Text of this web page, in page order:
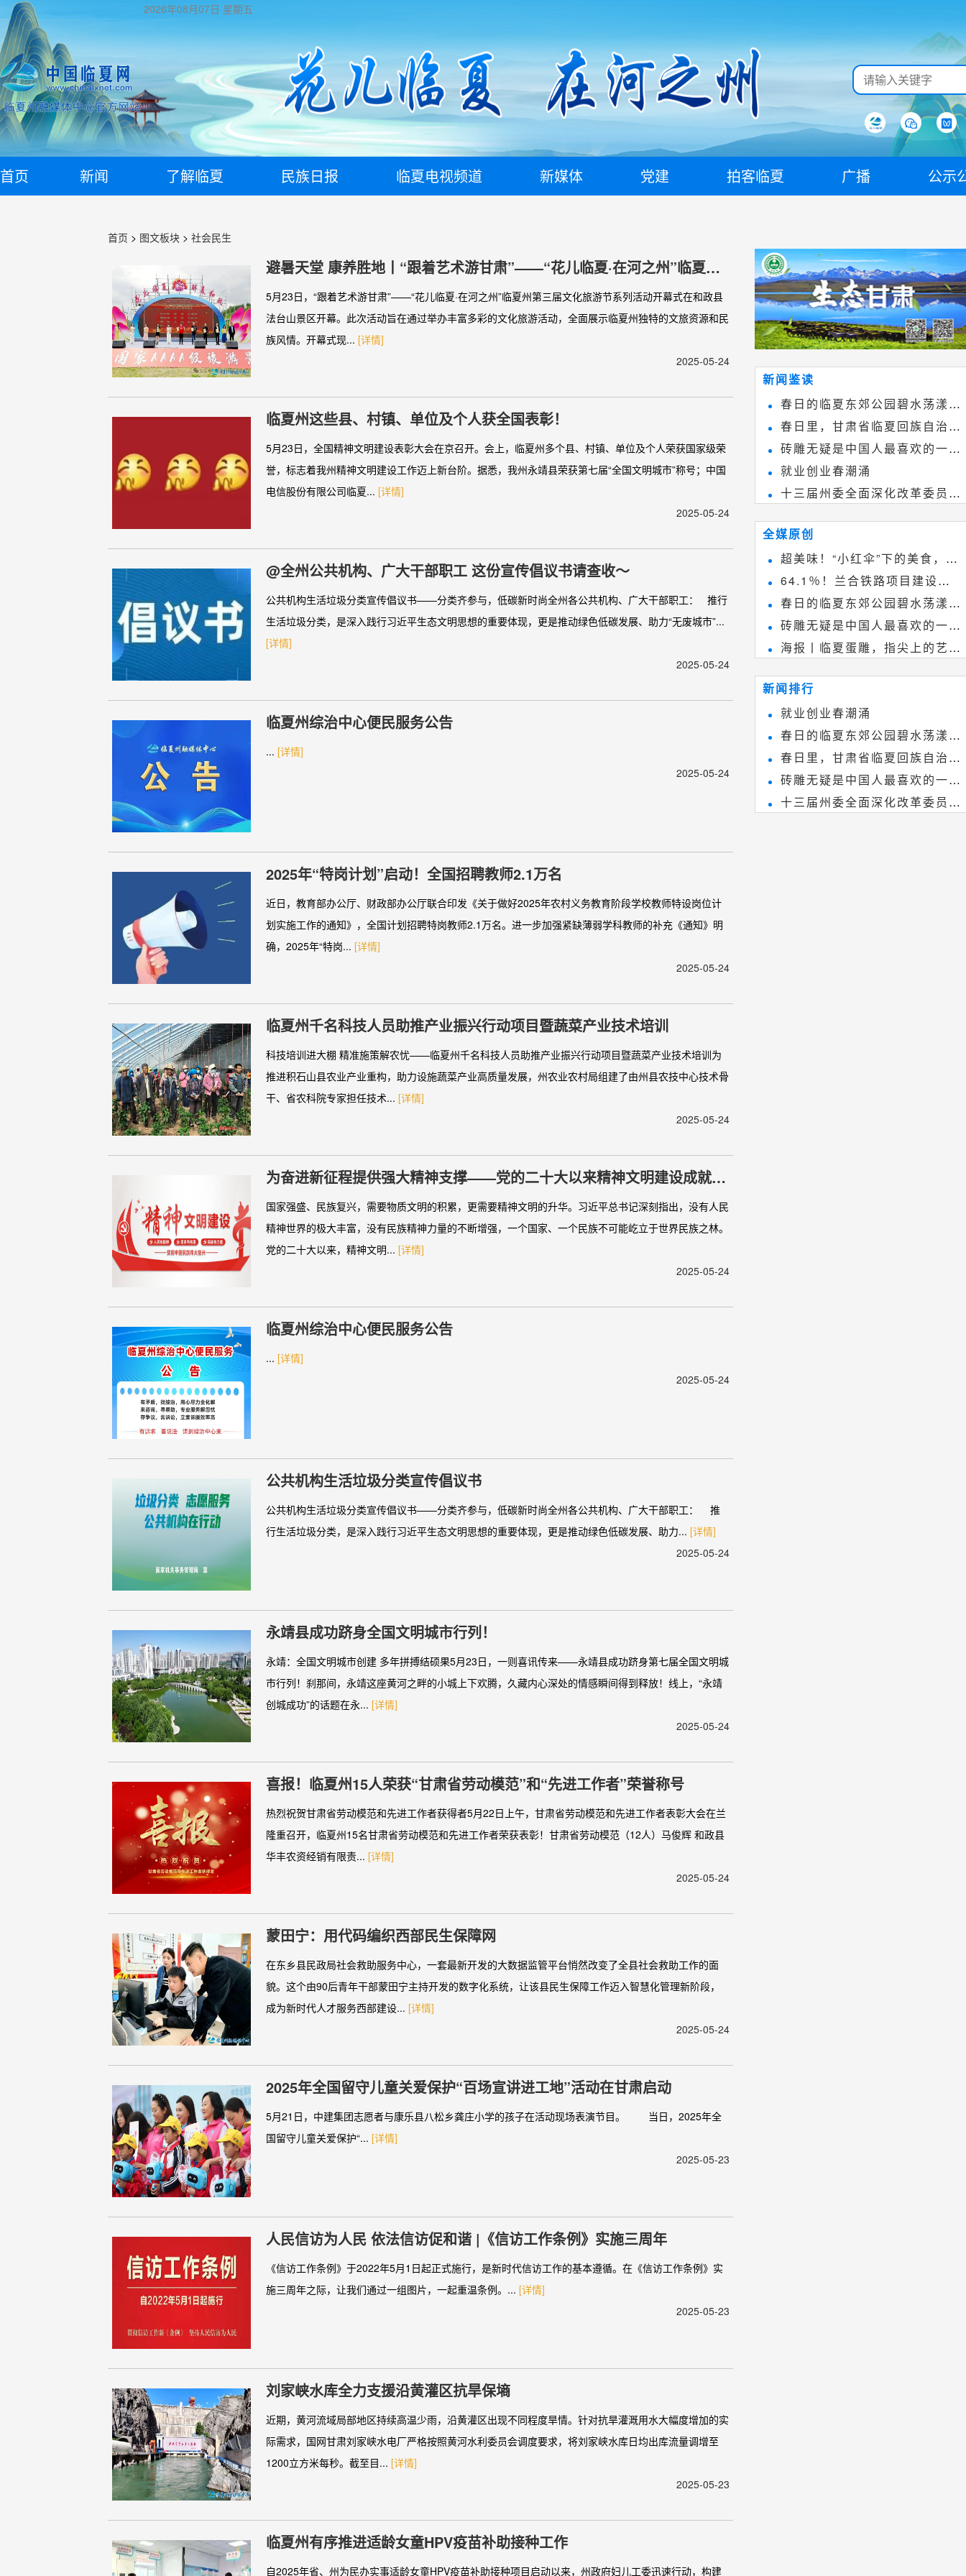
2026年08月07日 星期五
首页 新闻 了解临夏 民族日报 临夏电视频道 新媒体 党建 拍客临夏 广播 公示
首页 > 图文板块 > 社会民生
避暑天堂 康养胜地丨“跟着艺术游甘肃”——“花儿临夏·在河之州”临夏州
第三届文化旅游节开幕式掠影
5月23日，“跟着艺术游甘肃”——“花儿临夏·在河之州”临夏州第三届文化旅游节系列活动开幕式在和政县
法台山景区开幕。此次活动旨在通过举办丰富多彩的文化旅游活动，全面展示临夏州独特的文旅资源和民
族风情。开幕式现... [详情]
2025-05-24
临夏州这些县、村镇、单位及个人获全国表彰！
5月23日，全国精神文明建设表彰大会在京召开。会上，临夏州多个县、村镇、单位及个人荣获国家级荣
誉，标志着我州精神文明建设工作迈上新台阶。据悉，我州永靖县荣获第七届“全国文明城市”称号；中国
电信股份有限公司临夏... [详情]
2025-05-24
@全州公共机构、广大干部职工 这份宣传倡议书请查收～
公共机构生活垃圾分类宣传倡议书——分类齐参与，低碳新时尚全州各公共机构、广大干部职工： 推行
生活垃圾分类，是深入践行习近平生态文明思想的重要体现，更是推动绿色低碳发展、助力“无废城市”...
[详情]
2025-05-24
临夏州综治中心便民服务公告
... [详情]
2025-05-24
2025年“特岗计划”启动！全国招聘教师2.1万名
近日，教育部办公厅、财政部办公厅联合印发《关于做好2025年农村义务教育阶段学校教师特设岗位计
划实施工作的通知》，全国计划招聘特岗教师2.1万名。进一步加强紧缺薄弱学科教师的补充《通知》明
确，2025年“特岗... [详情]
2025-05-24
临夏州千名科技人员助推产业振兴行动项目暨蔬菜产业技术培训
科技培训进大棚 精准施策解农忧——临夏州千名科技人员助推产业振兴行动项目暨蔬菜产业技术培训为
推进积石山县农业产业重构，助力设施蔬菜产业高质量发展，州农业农村局组建了由州县农技中心技术骨
干、省农科院专家担任技术... [详情]
2025-05-24
为奋进新征程提供强大精神支撑——党的二十大以来精神文明建设成就综
述
国家强盛、民族复兴，需要物质文明的积累，更需要精神文明的升华。习近平总书记深刻指出，没有人民
精神世界的极大丰富，没有民族精神力量的不断增强，一个国家、一个民族不可能屹立于世界民族之林。
党的二十大以来，精神文明... [详情]
2025-05-24
临夏州综治中心便民服务公告
... [详情]
2025-05-24
公共机构生活垃圾分类宣传倡议书
公共机构生活垃圾分类宣传倡议书——分类齐参与，低碳新时尚全州各公共机构、广大干部职工： 推
行生活垃圾分类，是深入践行习近平生态文明思想的重要体现，更是推动绿色低碳发展、助力... [详情]
2025-05-24
永靖县成功跻身全国文明城市行列！
永靖：全国文明城市创建 多年拼搏结硕果5月23日，一则喜讯传来——永靖县成功跻身第七届全国文明城
市行列！刹那间，永靖这座黄河之畔的小城上下欢腾，久藏内心深处的情感瞬间得到释放！线上，“永靖
创城成功”的话题在永... [详情]
2025-05-24
喜报！临夏州15人荣获“甘肃省劳动模范”和“先进工作者”荣誉称号
热烈祝贺甘肃省劳动模范和先进工作者获得者5月22日上午，甘肃省劳动模范和先进工作者表彰大会在兰
隆重召开，临夏州15名甘肃省劳动模范和先进工作者荣获表彰！甘肃省劳动模范（12人）马俊辉 和政县
华丰农资经销有限责... [详情]
2025-05-24
蒙田宁：用代码编织西部民生保障网
在东乡县民政局社会救助服务中心，一套最新开发的大数据监管平台悄然改变了全县社会救助工作的面
貌。这个由90后青年干部蒙田宁主持开发的数字化系统，让该县民生保障工作迈入智慧化管理新阶段，
成为新时代人才服务西部建设... [详情]
2025-05-24
2025年全国留守儿童关爱保护“百场宣讲进工地”活动在甘肃启动
5月21日，中建集团志愿者与康乐县八松乡龚庄小学的孩子在活动现场表演节目。 当日，2025年全
国留守儿童关爱保护“... [详情]
2025-05-23
人民信访为人民 依法信访促和谐 |《信访工作条例》实施三周年
《信访工作条例》于2022年5月1日起正式施行，是新时代信访工作的基本遵循。在《信访工作条例》实
施三周年之际，让我们通过一组图片，一起重温条例。... [详情]
2025-05-23
刘家峡水库全力支援沿黄灌区抗旱保墒
近期，黄河流域局部地区持续高温少雨，沿黄灌区出现不同程度旱情。针对抗旱灌溉用水大幅度增加的实
际需求，国网甘肃刘家峡水电厂严格按照黄河水利委员会调度要求，将刘家峡水库日均出库流量调增至
1200立方米每秒。截至目... [详情]
2025-05-23
临夏州有序推进适龄女童HPV疫苗补助接种工作
自2025年省、州为民办实事适龄女童HPV疫苗补助接种项目启动以来，州政府妇儿工委迅速行动，构建
新闻鉴读
春日的临夏东郊公园碧水荡漾、
春花烂漫
春日里，甘肃省临夏回族自治州
境内的刘家峡大桥，壮观美丽!
砖雕无疑是中国人最喜欢的一种
雕刻艺术，它不仅是民间实用美术
和建筑装饰艺术的有机结合，更成
为中国建筑史上彰品东方美不可磨
就业创业春潮涌
十三届州委全面深化改革委员会
第八次会议召开
全媒原创
超美味！“小红伞”下的美食，绝
不能错过~
64.1％！兰合铁路项目建设加
速推进
春日的临夏东郊公园碧水荡漾、
春花烂漫
砖雕无疑是中国人最喜欢的一种
雕刻艺术，它不仅是民间实用美术
和建筑装饰艺术的有机结合，更成
为中国建筑史上彰品东方美不可磨
灭的一笔。一方青砖里不仅藏着广
海报丨临夏蛋雕，指尖上的艺术
~
新闻排行
就业创业春潮涌
春日的临夏东郊公园碧水荡漾、
春花烂漫
春日里，甘肃省临夏回族自治州
境内的刘家峡大桥，壮观美丽!
砖雕无疑是中国人最喜欢的一种
雕刻艺术，它不仅是民间实用美术
十三届州委全面深化改革委员会